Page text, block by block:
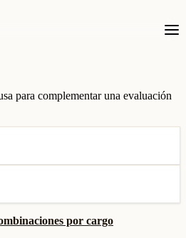
para complementar una evaluación
por cargo